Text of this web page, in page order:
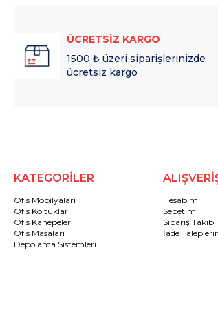
ÜCRETSİZ KARGO
1500 ₺ üzeri siparişlerinizde
ücretsiz kargo
KATEGORİLER
Ofis Mobilyaları
Ofis Koltukları
Ofis Kanepeleri
Ofis Masaları
Depolama Sistemleri
Hesabım
Sepetim
Sipariş Takibi
İade